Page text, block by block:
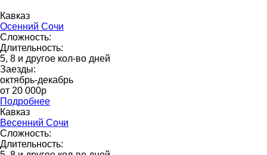
Кавказ
Осенний Сочи
Сложность:
Длительность:
5, 8 и другое кол-во дней
Заезды:
октябрь-декабрь
от 20 000p
Подробнее
Кавказ
Весенний Сочи
Сложность:
Длительность: